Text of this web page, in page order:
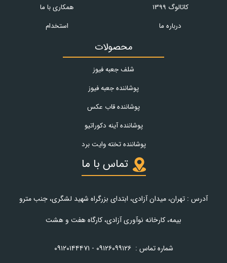
کاتالوگ 1399
درباره ما
همکاری با ما
استخدام
محصولات
شلف جعبه فیوز
پوشاننده جعبه فیوز
پوشاننده قاب عکس
پوشاننده آینه دکوراتیو
پوشاننده تخته وایت برد
تماس با ما
آدرس : تهران، میدان آزادی، ابتدای بزرگراه شهید لشگری، جنب مترو
بیمه، کارخانه نوآوری آزادی، کارگاه هفت و هشت
شماره تماس :۰۹۱۲۶۰۹۹۱۲۶ - ۰۹۱۲۰۱۴۴۴۷۱